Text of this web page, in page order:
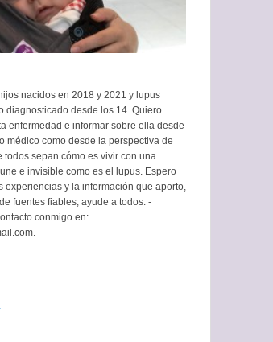
nacidos en 2018 y 2021 y lupus
diagnosticado desde los 14. Quiero
enfermedad e informar sobre ella desde
médico como desde la perspectiva de
todos sepan cómo es vivir con una
e invisible como es el lupus. Espero
experiencias y la información que aporto,
fuentes fiables, ayude a todos. -
conmigo en: